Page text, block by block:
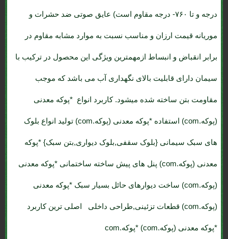
درجه و تا ۷۶۰- درجه مقاوم است) عایق صوتی ضد حشرات و
موریانه قیمت ارزان و مناسب نسبت به موارد مشابه مقاوم در
برابر انقباض و انبساط ازمهمترین ویژگی این محصول در ترکیب با
سیمان دارای قابلیت بالای نگهداری آب می باشد که موجب
مقاومت بتن ساخته شده میشود. کاربرد انواع *پوکه معدنی
(پوکه.com) استفاده *پوکه معدنی (پوکه.com) تولید انواع بلوک
های سبک سیمانی {بلوک سقفی,بلوک دیواری,بتن سبک} *پوکه
معدنی (پوکه.com) پنل های پیش ساخته ساختمانی *پوکه معدنی
(پوکه.com) ساخت دیوارهای حائل بسیار سبک *پوکه معدنی
(پوکه.com) قطعات تزئینی,طراحی داخلی اصلی ترین کاربرد
*پوکه معدنی (پوکه.com) *پوکه.com